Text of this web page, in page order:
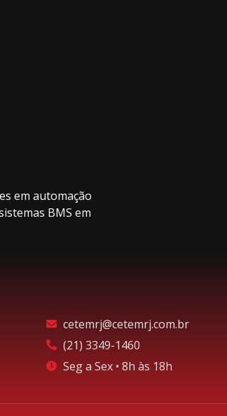
em automação
BMS em
cetemrj@cetemrj.com.br
(21) 3349-1460
Seg a Sex • 8h às 18h